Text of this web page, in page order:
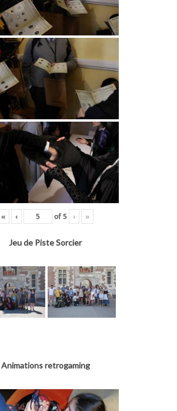
« ‹ of5 › »
Jeu de Piste Sorcier
Animations retrogaming